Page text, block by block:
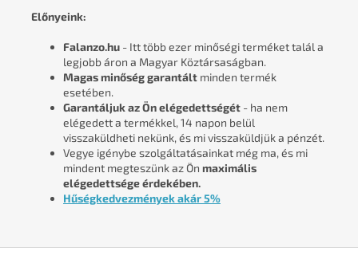
Előnyeink:
Falanzo.hu - Itt több ezer minőségi terméket talál a
legjobb áron a Magyar Köztársaságban.
Magas minőség garantált minden termék
esetében.
Garantáljuk az Ön elégedettségét - ha nem
elégedett a termékkel, 14 napon belül
visszaküldheti nekünk, és mi visszaküldjük a pénzét.
Vegye igénybe szolgáltatásainkat még ma, és mi
mindent megteszünk az Ön maximális
elégedettsége érdekében.
Hűségkedvezmények akár 5%